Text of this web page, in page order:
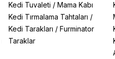
Kedi Tuvaleti / Mama Kabı
Kedi Tırmalama Tahtaları /
Kedi Tarakları / Furminator
Taraklar